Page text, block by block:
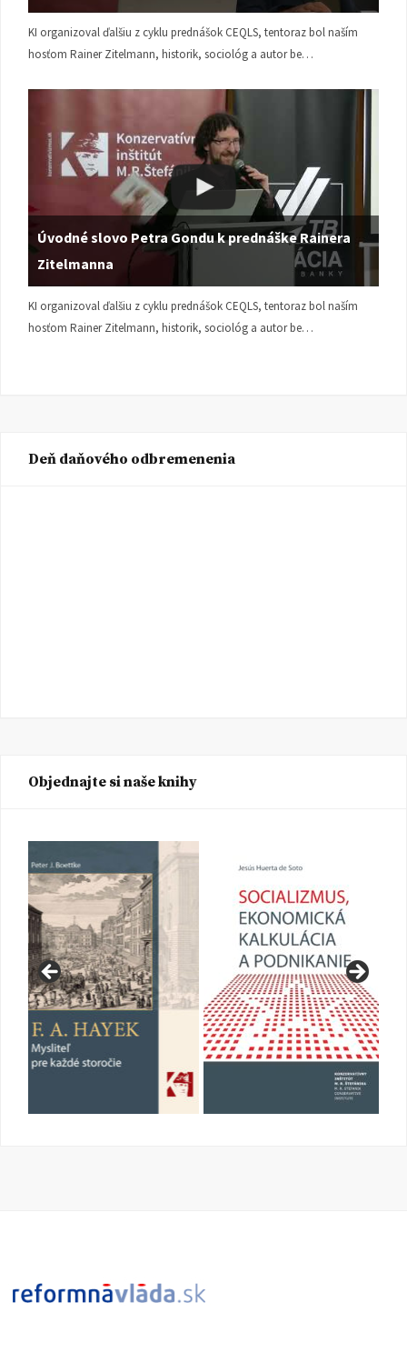
KI organizoval ďalšiu z cyklu prednášok CEQLS, tentoraz bol naším
hosťom Rainer Zitelmann, historik, sociológ a autor be…
Úvodné slovo Petra Gondu k prednáške Rainera
Zitelmanna
KI organizoval ďalšiu z cyklu prednášok CEQLS, tentoraz bol naším
hosťom Rainer Zitelmann, historik, sociológ a autor be…
Deň daňového odbremenenia
Objednajte si naše knihy